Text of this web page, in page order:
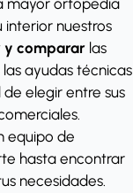
mayor ortopedia
interior nuestros
y comparar las
ayudas técnicas
elegir entre sus
equipo de
hasta encontrar
necesidades.